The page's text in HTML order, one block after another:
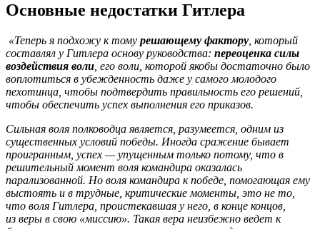
Основные недостатки Гитлера
«Теперь я подхожу к тому решающему фактору , который
составлял у Гитлера основу руководства: переоценка силы
воздействия воли , его воли, которой якобы достаточно было
воплотиться в убежденность даже у самого молодого
пехотинца, чтобы подтвердить правильность его решений,
чтобы обеспечить успех выполнения его приказов.
Сильная воля полководца является, разумеется, одним из
существенных условий победы. Иногда сражение бывает
проигранным, успех — упущенным только потому, что в
решительный момент воля командира оказалась
парализованной. Но воля командира к победе, помогающая ему
выстоять и в трудные, критические моменты, это не то,
что воля Гитлера, проистекавшая у него, в конце концов,
из веры в свою «миссию». Такая вера неизбежно ведет к